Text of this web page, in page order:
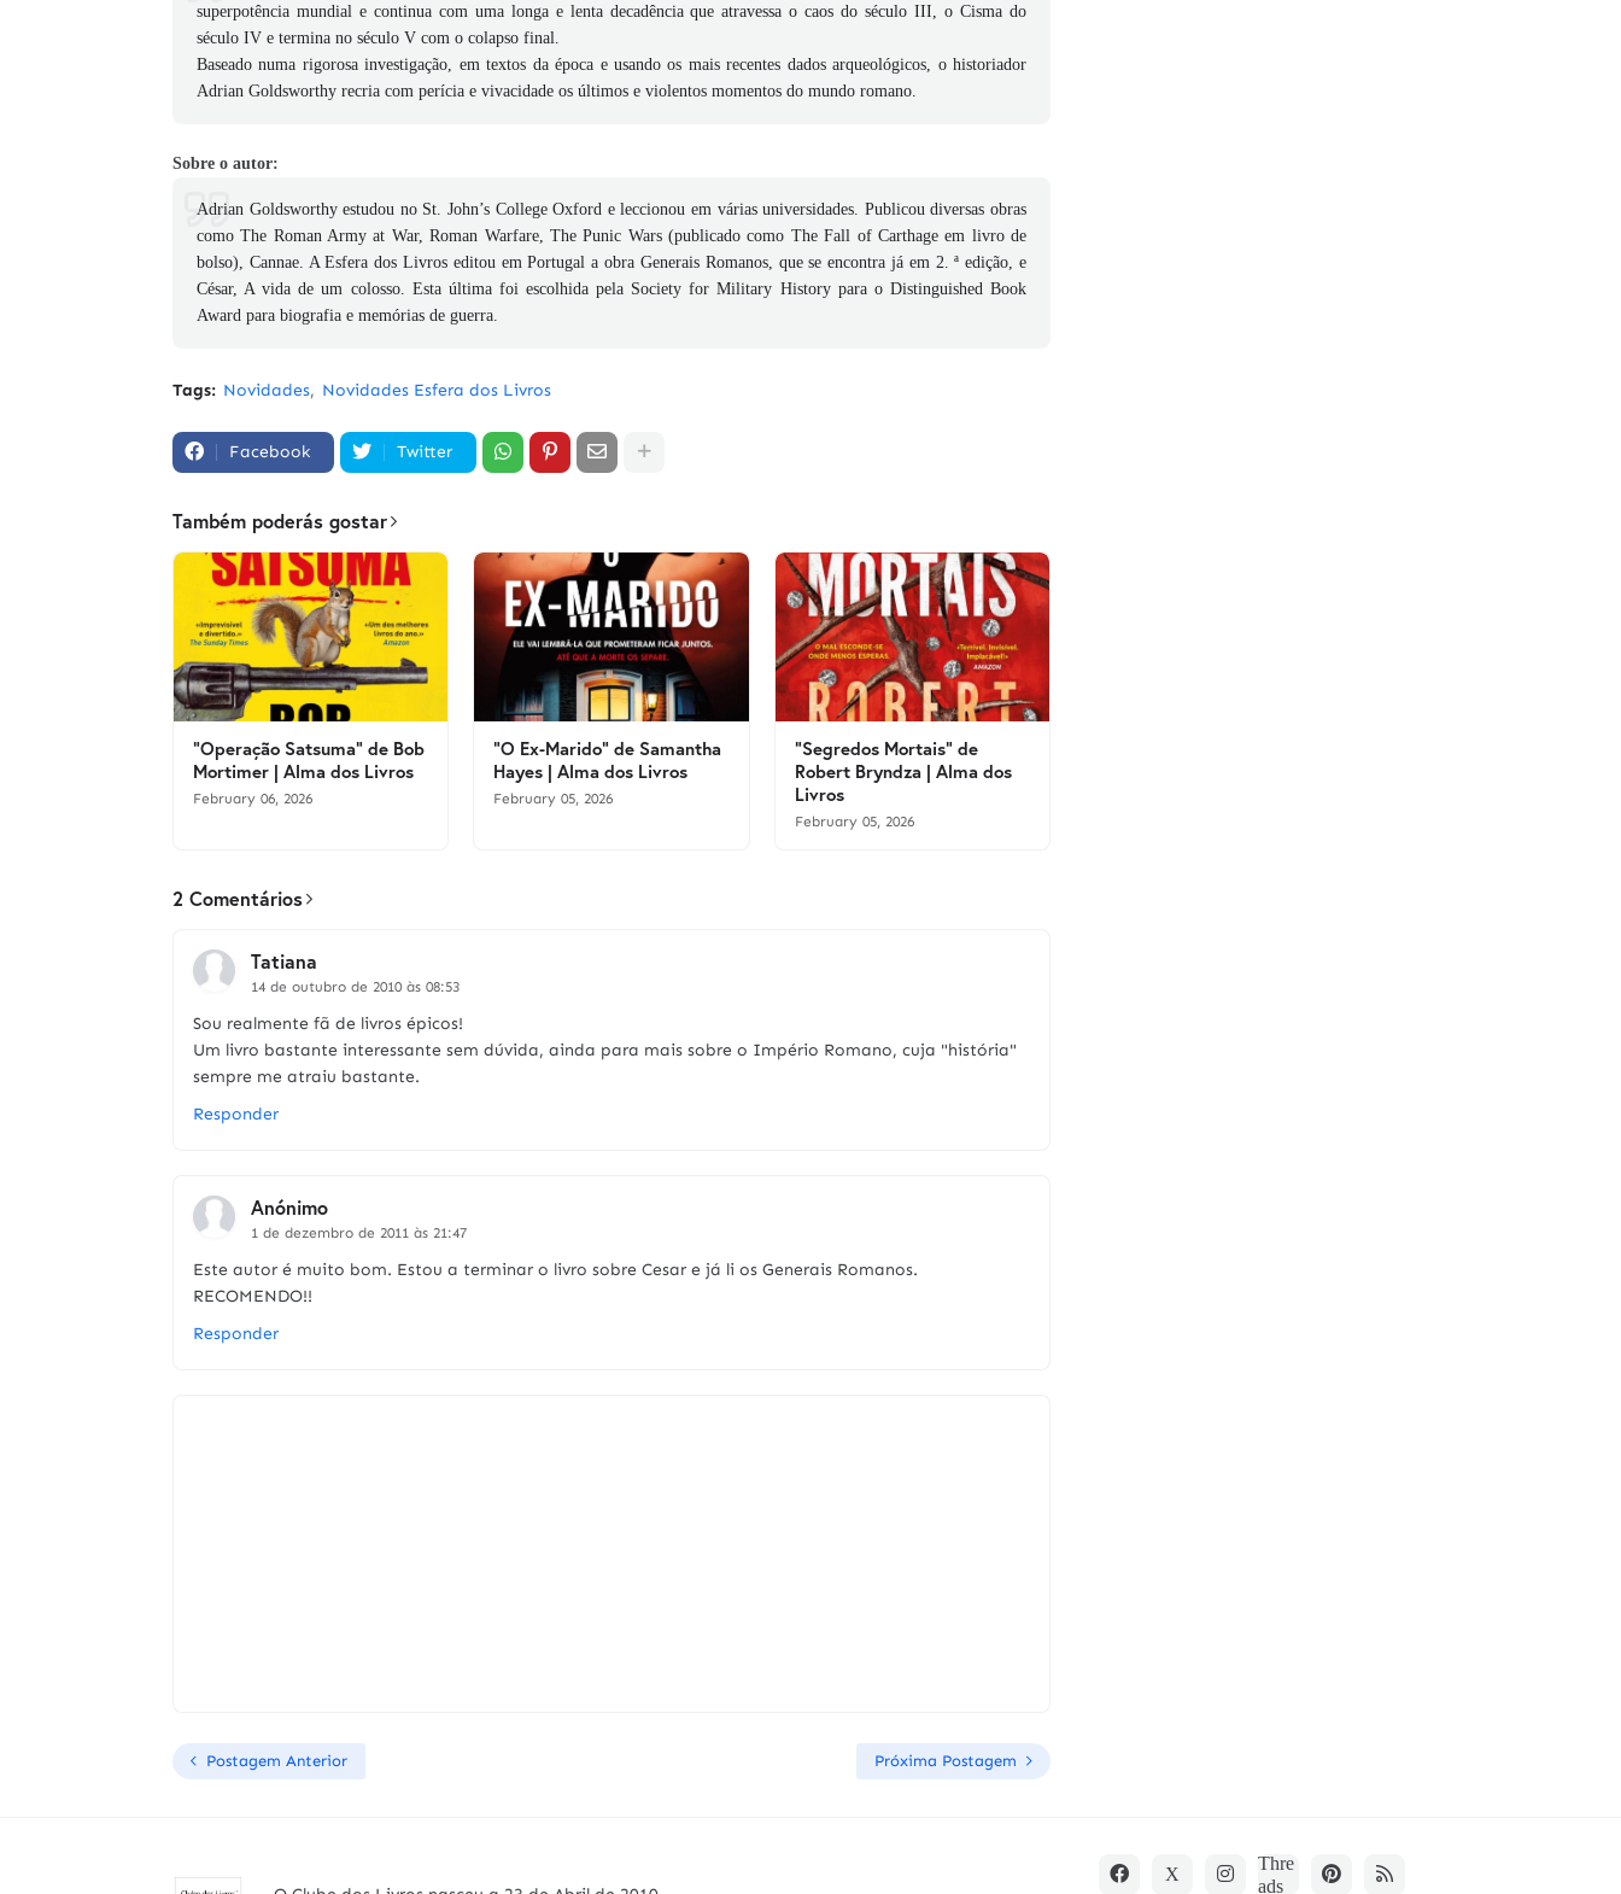
superpotência mundial e continua com uma longa e lenta decadência que atravessa o caos do século III, o Cisma do
século IV e termina no século V com o colapso final.
Baseado numa rigorosa investigação, em textos da época e usando os mais recentes dados arqueológicos, o historiador
Adrian Goldsworthy recria com perícia e vivacidade os últimos e violentos momentos do mundo romano.
Sobre o autor:
Adrian Goldsworthy estudou no St. John’s College Oxford e leccionou em várias universidades. Publicou diversas obras
como The Roman Army at War, Roman Warfare, The Punic Wars (publicado como The Fall of Carthage em livro de
bolso), Cannae. A Esfera dos Livros editou em Portugal a obra Generais Romanos, que se encontra já em 2. ª edição, e
César, A vida de um colosso. Esta última foi escolhida pela Society for Military History para o Distinguished Book
Award para biografia e memórias de guerra.
Tags: Novidades Novidades Esfera dos Livros
Facebook Twitter
Também poderás gostar
"Operação Satsuma" de Bob
Mortimer | Alma dos Livros
February 06, 2026
"O Ex-Marido" de Samantha
Hayes | Alma dos Livros
February 05, 2026
"Segredos Mortais" de
Robert Bryndza | Alma dos
Livros
February 05, 2026
2 Comentários
Tatiana
14 de outubro de 2010 às 08:53
Sou realmente fã de livros épicos!
Um livro bastante interessante sem dúvida, ainda para mais sobre o Império Romano, cuja "história"
sempre me atraiu bastante.
Responder
Anónimo
1 de dezembro de 2011 às 21:47
Este autor é muito bom. Estou a terminar o livro sobre Cesar e já li os Generais Romanos.
RECOMENDO!!
Responder
Postagem Anterior Próxima Postagem